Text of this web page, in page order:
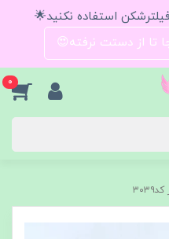
استفاده نکنید🌟
تا از دستت نرفته😍
0